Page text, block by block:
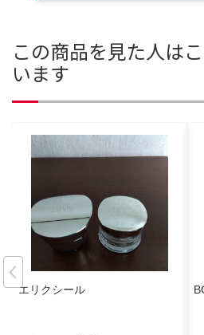
この商品を見た人は
います
エリクシール